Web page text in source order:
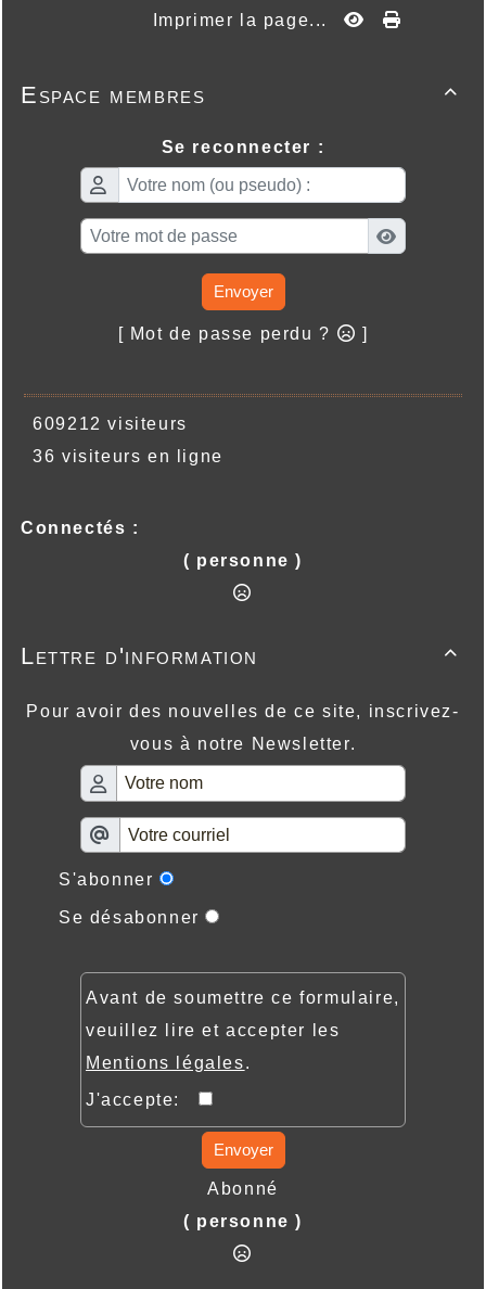
Imprimer la page...

Espace membres
Se reconnecter :
Envoyer
[ Mot de passe perdu ? ]
609212 visiteurs
36 visiteurs en ligne
Connectés :
( personne )

Lettre d'information
Pour avoir des nouvelles de ce site, inscrivez-
vous à notre Newsletter.
S'abonner
Se désabonner
Avant de soumettre ce formulaire,
veuillez lire et accepter les
Mentions légales.
J'accepte:
Envoyer
Abonné
( personne )